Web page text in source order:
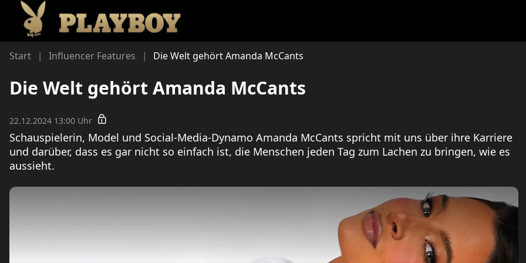
Start | Influencer Features | Die Welt gehört Amanda McCants
Die Welt gehört Amanda McCants
22.12.2024 13:00 Uhr
Schauspielerin, Model und Social-Media-Dynamo Amanda McCants spricht mit uns über ihre Karriere
und darüber, dass es gar nicht so einfach ist, die Menschen jeden Tag zum Lachen zu bringen, wie es
aussieht.